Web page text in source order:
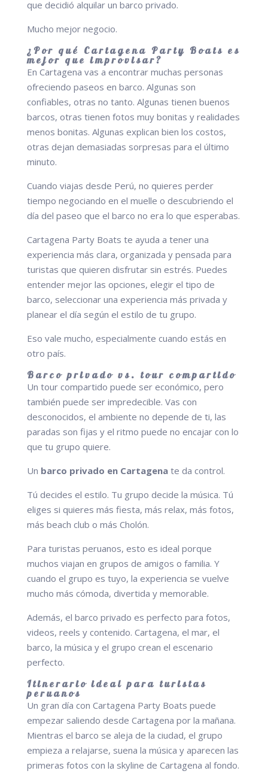
que decidió alquilar un barco privado.
Mucho mejor negocio.
¿Por qué Cartagena Party Boats es
mejor que improvisar?
En Cartagena vas a encontrar muchas personas
ofreciendo paseos en barco. Algunas son
confiables, otras no tanto. Algunas tienen buenos
barcos, otras tienen fotos muy bonitas y realidades
menos bonitas. Algunas explican bien los costos,
otras dejan demasiadas sorpresas para el último
minuto.
Cuando viajas desde Perú, no quieres perder
tiempo negociando en el muelle o descubriendo el
día del paseo que el barco no era lo que esperabas.
Cartagena Party Boats te ayuda a tener una
experiencia más clara, organizada y pensada para
turistas que quieren disfrutar sin estrés. Puedes
entender mejor las opciones, elegir el tipo de
barco, seleccionar una experiencia más privada y
planear el día según el estilo de tu grupo.
Eso vale mucho, especialmente cuando estás en
otro país.
Barco privado vs. tour compartido
Un tour compartido puede ser económico, pero
también puede ser impredecible. Vas con
desconocidos, el ambiente no depende de ti, las
paradas son fijas y el ritmo puede no encajar con lo
que tu grupo quiere.
Un barco privado en Cartagenate da control.
Tú decides el estilo. Tu grupo decide la música. Tú
eliges si quieres más fiesta, más relax, más fotos,
más beach club o más Cholón.
Para turistas peruanos, esto es ideal porque
muchos viajan en grupos de amigos o familia. Y
cuando el grupo es tuyo, la experiencia se vuelve
mucho más cómoda, divertida y memorable.
Además, el barco privado es perfecto para fotos,
videos, reels y contenido. Cartagena, el mar, el
barco, la música y el grupo crean el escenario
perfecto.
Itinerario ideal para turistas
peruanos
Un gran día con Cartagena Party Boats puede
empezar saliendo desde Cartagena por la mañana.
Mientras el barco se aleja de la ciudad, el grupo
empieza a relajarse, suena la música y aparecen las
primeras fotos con la skyline de Cartagena al fondo.